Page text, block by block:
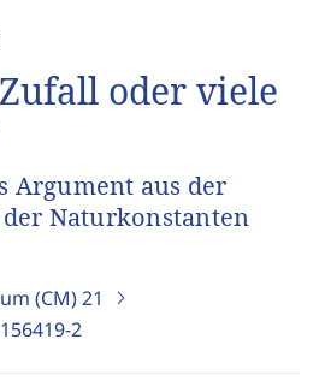
oder viele
Argument aus der
Naturkonstanten
(CM)21
2